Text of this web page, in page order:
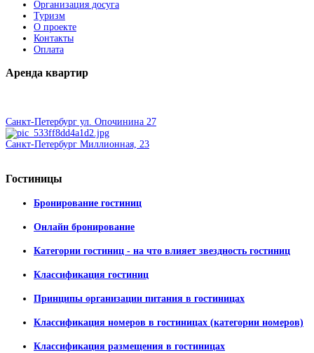
Организация досуга
Туризм
О проекте
Контакты
Оплата
Аренда квартир
Санкт-Петербург ул. Опочинина 27
Санкт-Петербург Миллионная, 23
Гостиницы
Бронирование гостиниц
Онлайн бронирование
Категории гостиниц - на что влияет звездность гостиниц
Классификация гостиниц
Принципы организации питания в гостиницах
Классификация номеров в гостиницах (категории номеров)
Классификация размещения в гостиницах